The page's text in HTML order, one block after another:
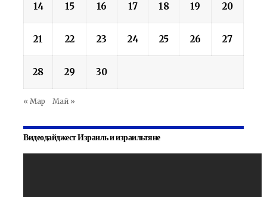
14 15 16 17 18 19 20
21 22 23 24 25 26 27
28 29 30
« Мар Май »
Видеодайджест Израиль и израильтяне